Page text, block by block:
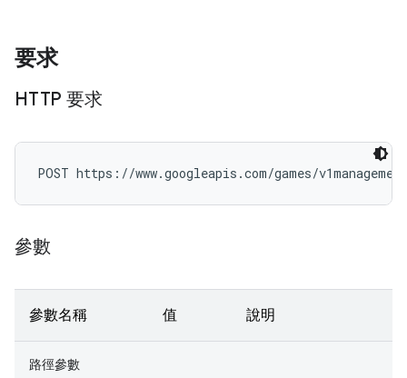
要求
HTTP 要求
POST https://www.googleapis.com/games/
參數
參數名稱 值 說明
路徑參數